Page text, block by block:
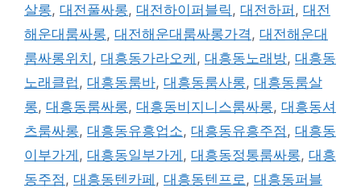
살롱, 대전풀싸롱, 대전하이퍼블릭 , 대전하퍼 , 대전
해운대룸싸롱, 대전해운대룸싸롱가격 , 대전해운대
룸싸롱위치 , 대흥동가라오케 , 대흥동노래방, 대흥동
노래클럽 , 대흥동룸바, 대흥동룸사롱, 대흥동룸살
롱, 대흥동룸싸롱, 대흥동비지니스룸싸롱, 대흥동셔
츠룸싸롱, 대흥동유흥업소, 대흥동유흥주점 , 대흥동
이부가게 , 대흥동일부가게 , 대흥동정통룸싸롱, 대흥
동주점 , 대흥동텐카페 , 대흥동텐프로 , 대흥동퍼블